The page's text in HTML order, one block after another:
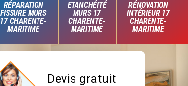
RÉPARATION
FISSURE MURS
17 CHARENTE-
MARITIME
ETANCHÉITÉ
MURS 17
CHARENTE-
MARITIME
RÉNOVATION
INTÉRIEUR 17
CHARENTE-
MARITIME
Devis gratuit